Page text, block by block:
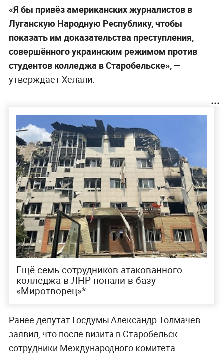
«Я бы привёз американских журналистов в
Луганскую Народную Республику, чтобы
показать им доказательства преступления,
совершённого украинским режимом против
студентов колледжа в Старобельске», —
утверждает Хелали.
Ещё семь сотрудников атакованного
колледжа в ЛНР попали в базу
«Миротворец»*
Ранее депутат Госдумы Александр Толмачёв
заявил, что после визита в Старобельск
сотрудники Международного комитета